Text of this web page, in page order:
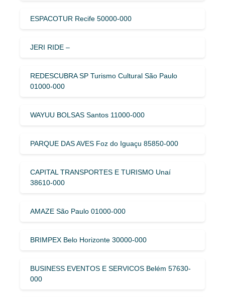
ESPACOTUR Recife 50000-000
JERI RIDE –
REDESCUBRA SP Turismo Cultural São Paulo
01000-000
WAYUU BOLSAS Santos 11000-000
PARQUE DAS AVES Foz do Iguaçu 85850-000
CAPITAL TRANSPORTES E TURISMO Unaí
38610-000
AMAZE São Paulo 01000-000
BRIMPEX Belo Horizonte 30000-000
BUSINESS EVENTOS E SERVICOS Belém 57630-
000